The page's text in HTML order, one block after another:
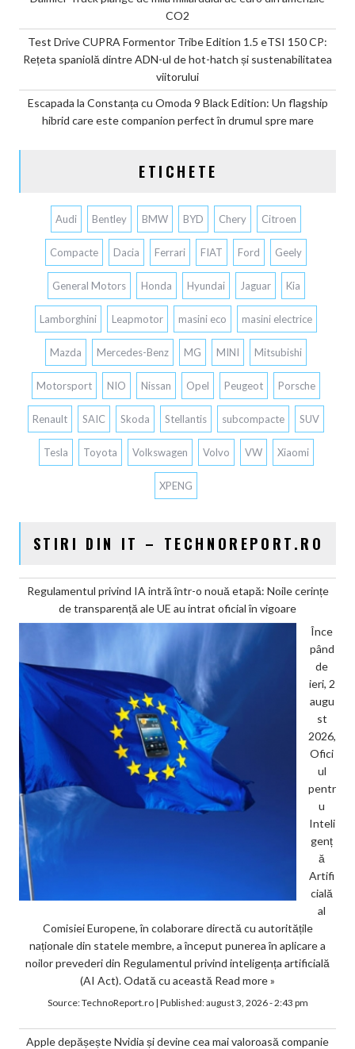
CO2
Test Drive CUPRA Formentor Tribe Edition 1.5 eTSI 150 CP:
Rețeta spaniolă dintre ADN-ul de hot-hatch și sustenabilitatea
viitorului
Escapada la Constanța cu Omoda 9 Black Edition: Un flagship
hibrid care este companion perfect în drumul spre mare
ETICHETE
Audi Bentley BMW BYD Chery Citroen
Compacte Dacia Ferrari FIAT Ford Geely
General Motors Honda Hyundai Jaguar Kia
Lamborghini Leapmotor masini eco masini electrice
Mazda Mercedes-Benz MG MINI Mitsubishi
Motorsport NIO Nissan Opel Peugeot Porsche
Renault SAIC Skoda Stellantis subcompacte SUV
Tesla Toyota Volkswagen Volvo VW Xiaomi
XPENG
STIRI DIN IT – TECHNOREPORT.RO
Regulamentul privind IA intră într-o nouă etapă: Noile cerințe
de transparență ale UE au intrat oficial în vigoare
Înce
pând
de
ieri, 2
augu
st
2026,
Ofici
ul
pentr
u
Inteli
genț
ă
Artifi
cială
al
Comisiei Europene, în colaborare directă cu autoritățile
naționale din statele membre, a început punerea în aplicare a
noilor prevederi din Regulamentul privind inteligența artificială
(AI Act). Odată cu această Read more »
Source:TechnoReport.ro| Published:august 3, 2026 - 2:43 pm
Apple depășește Nvidia și devine cea mai valoroasă companie